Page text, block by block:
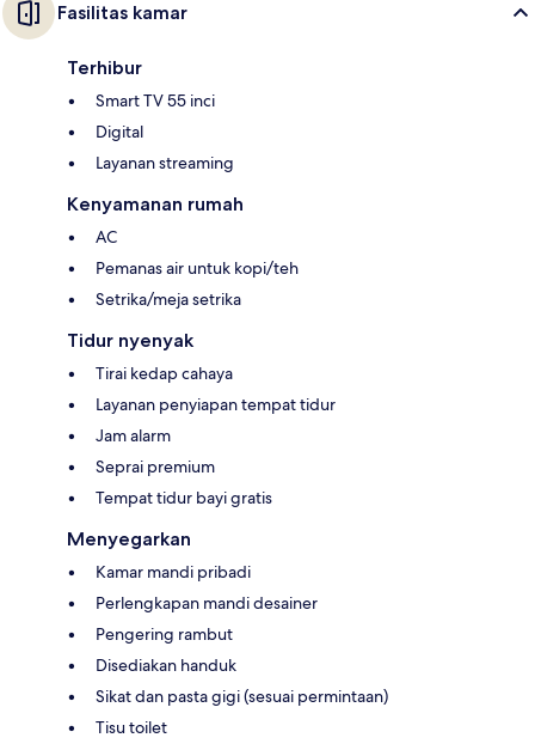
Fasilitas kamar
Terhibur
Smart TV 55 inci
Digital
Layanan streaming
Kenyamanan rumah
AC
Pemanas air untuk kopi/teh
Setrika/meja setrika
Tidur nyenyak
Tirai kedap cahaya
Layanan penyiapan tempat tidur
Jam alarm
Seprai premium
Tempat tidur bayi gratis
Menyegarkan
Kamar mandi pribadi
Perlengkapan mandi desainer
Pengering rambut
Disediakan handuk
Sikat dan pasta gigi (sesuai permintaan)
Tisu toilet